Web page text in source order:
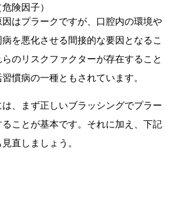
険因子）
はプラークですが、口腔内の環境や
を悪化させる間接的な要因となるこ
のリスクファクターが存在すること
慣病の一種ともされています。
、まず正しいブラッシングでプラー
ことが基本です。それに加え、下記
直しましょう。